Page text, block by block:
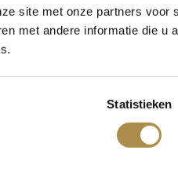
site met onze partners voor
met andere informatie die u
Statistieken